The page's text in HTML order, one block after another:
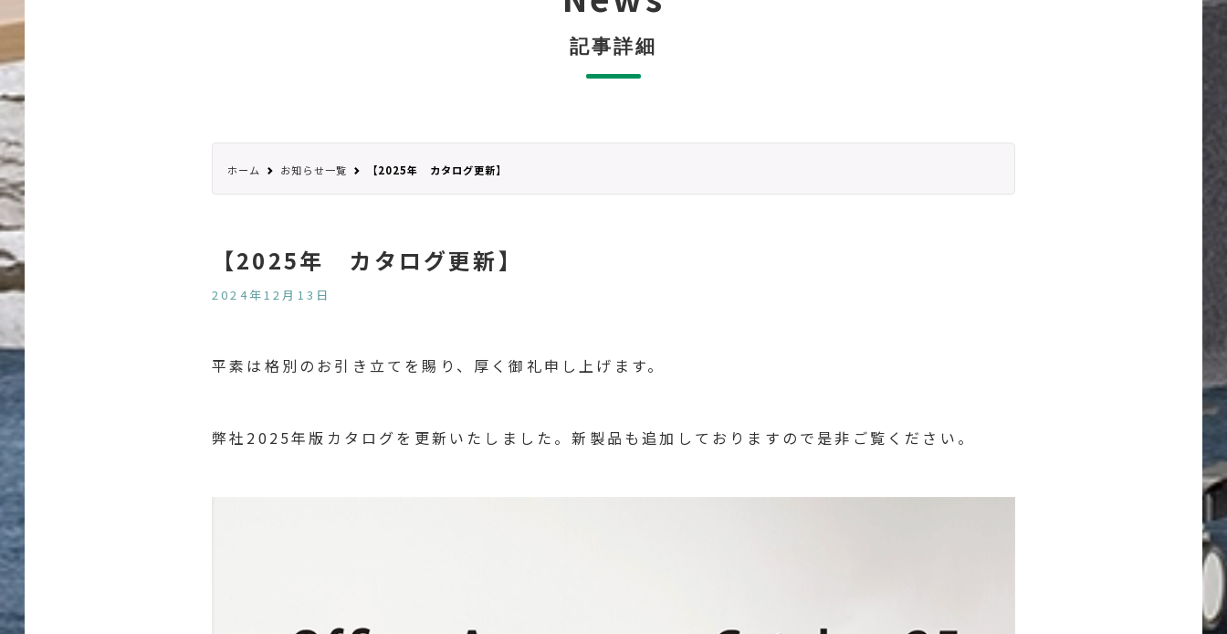
記事詳細
ホーム お知らせ一覧 【2025年 カタログ更新】
【2025年 カタログ更新】
2024年12月13日
平素は格別のお引き立てを賜り、厚く御礼申し上げます。
弊社2025年版カタログを更新いたしました。新製品も追加しておりますので是非ご覧ください。